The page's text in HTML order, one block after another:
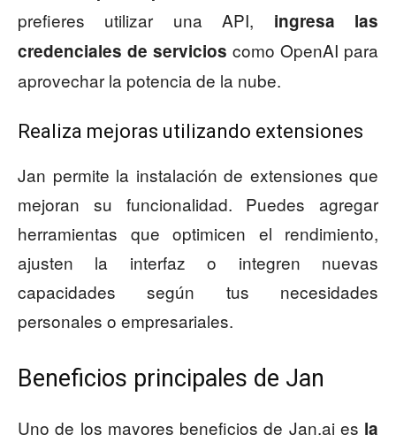
prefieres utilizar una API, ingresa las
credenciales de servicios como OpenAI para
aprovechar la potencia de la nube.
Realiza mejoras utilizando extensiones
Jan permite la instalación de extensiones que
mejoran su funcionalidad. Puedes agregar
herramientas que optimicen el rendimiento,
ajusten la interfaz o integren nuevas
capacidades según tus necesidades
personales o empresariales.
Beneficios principales de Jan
Uno de los mayores beneficios de Jan.ai es la